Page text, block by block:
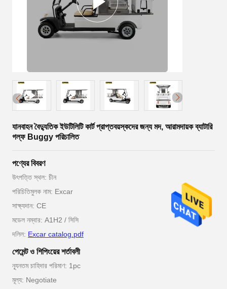
যানবাহন বৈদ্যুতিক ইউটিলিটি কার্ট প্রাপ্তবয়স্কদের জন্য মদ, আরামদায়ক ব্যাটারি
গল্ফ Buggy পরিচালিত
পণ্যের বিবরণ
উৎপত্তি স্থল: চীন
পরিচিতিমুলক নাম: Excar
সাক্ষ্যদান: CE
মডেল নম্বার: A1H2 / সিসি
দলিল: Excar catalog.pdf
পেমেন্ট ও শিপিংয়ের শর্তাবলী
ন্যূনতম চাহিদার পরিমাণ: 1pc
মূল্য: Negotiate